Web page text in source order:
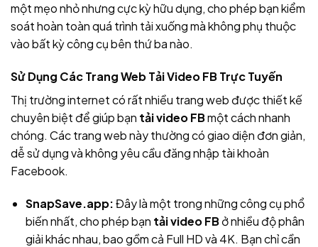
một mẹo nhỏ nhưng cực kỳ hữu dụng, cho phép bạn kiểm
soát hoàn toàn quá trình tải xuống mà không phụ thuộc
vào bất kỳ công cụ bên thứ ba nào.
Sử Dụng Các Trang Web Tải Video FB Trực Tuyến
Thị trường internet có rất nhiều trang web được thiết kế
chuyên biệt để giúp bạn tải video FBmột cách nhanh
chóng. Các trang web này thường có giao diện đơn giản,
dễ sử dụng và không yêu cầu đăng nhập tài khoản
Facebook.
SnapSave.app:Đây là một trong những công cụ phổ
biến nhất, cho phép bạn tải video FBở nhiều độ phân
giải khác nhau, bao gồm cả Full HD và 4K. Bạn chỉ cần